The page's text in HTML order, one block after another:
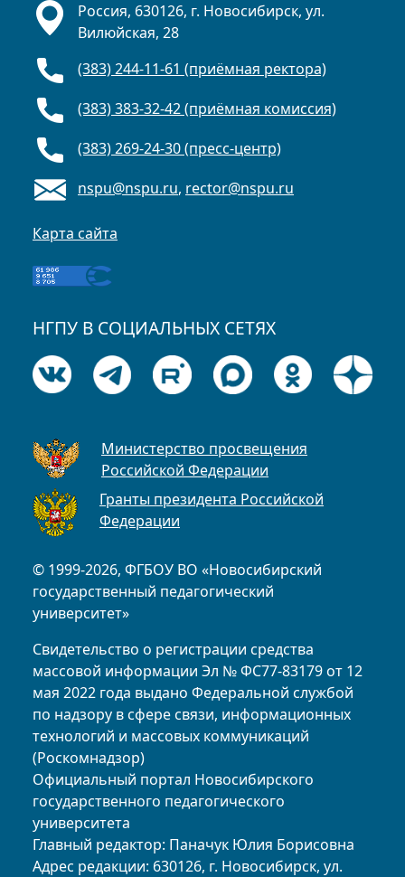
© 1999-2026, ФГБОУ ВО «Новосибирский
государственный педагогический
университет»
Свидетельство о регистрации средства
массовой информации Эл № ФС77-83179 от 12
мая 2022 года выдано Федеральной службой
по надзору в сфере связи, информационных
технологий и массовых коммуникаций
(Роскомнадзор)
Официальный портал Новосибирского
государственного педагогического
университета
Главный редактор: Паначук Юлия Борисовна
Адрес редакции: 630126, г. Новосибирск, ул.
Россия, 630126, г. Новосибирск, ул.
Вилюйская, 28
(383) 244-11-61 (приёмная ректора)
(383) 383-32-42 (приёмная комиссия)
(383) 269-24-30 (пресс-центр)
nspu@nspu.ru, rector@nspu.ru
Карта сайта
НГПУ В СОЦИАЛЬНЫХ СЕТЯХ
Министерство просвещения
Российской Федерации
Гранты президента Российской
Федерации